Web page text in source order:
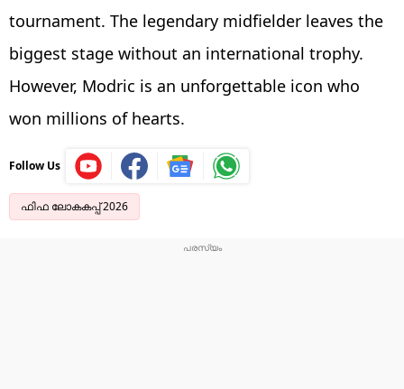
tournament. The legendary midfielder leaves the
biggest stage without an international trophy.
However, Modric is an unforgettable icon who
won millions of hearts.
Follow Us
ഫിഫ ലോകകപ്പ് 2026